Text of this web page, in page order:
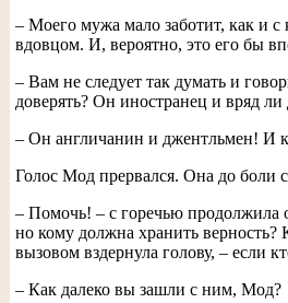
– Моего мужа мало заботит, как и с
вдовцом. И, вероятно, это его бы
– Вам не следует так думать и
доверять? Он иностранец и вряд
– Он англичанин и джентльмен! И
Голос Мод прервался. Она до боли
– Помочь! – с горечью
но кому должна хранить верность?
вызовом вздернула голову, – если
– Как далеко вы зашли с ним, Мод?